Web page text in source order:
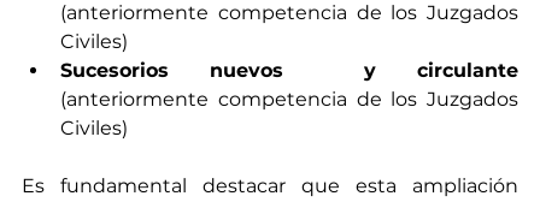
(anteriormente competencia de los Juzgados
Civiles)
(anteriormente competencia de los Juzgados
Civiles)
Es fundamental destacar que esta ampliación